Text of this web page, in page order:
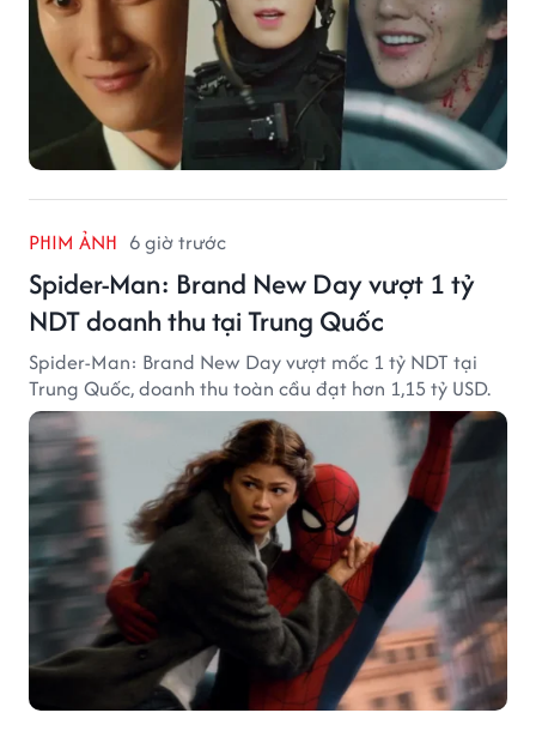
PHIM ẢNH 6 giờ trước
Spider-Man: Brand New Day vượt 1 tỷ
NDT doanh thu tại Trung Quốc
Spider-Man: Brand New Day vượt mốc 1 tỷ NDT tại
Trung Quốc, doanh thu toàn cầu đạt hơn 1,15 tỷ USD.